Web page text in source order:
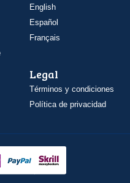
English
Español
Français
Legal
Términos y condiciones
Política de privacidad